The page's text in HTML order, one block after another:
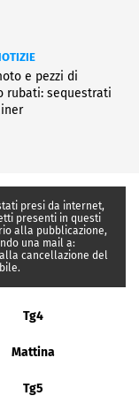
e pezzi di
rubati: sequestrati
presi da internet,
presenti in questi
alla pubblicazione,
una mail a:
cancellazione del
Tg4
Mattina
Tg5